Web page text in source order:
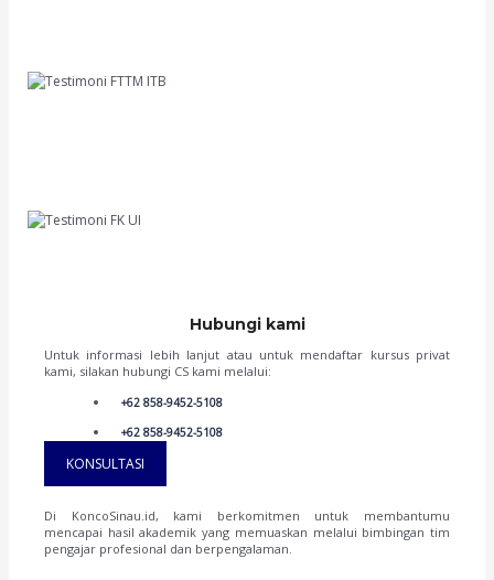
Hubungi kami
Untuk informasi lebih lanjut atau untuk mendaftar kursus privat
kami, silakan hubungi CS kami melalui:
+62 858-9452-5108
+62 858-9452-5108
KONSULTASI
Di KoncoSinau.id, kami berkomitmen untuk membantumu
mencapai hasil akademik yang memuaskan melalui bimbingan tim
pengajar profesional dan berpengalaman.